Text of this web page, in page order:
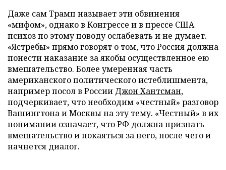
Даже сам Трамп называет эти обвинения
«мифом», однако в Конгрессе и в прессе США
психоз по этому поводу ослабевать и не думает.
«Ястребы» прямо говорят о том, что Россия должна
понести наказание за якобы осуществленное ею
вмешательство. Более умеренная часть
американского политического истеблишмента,
например посол в России Джон Хантсман,
подчеркивает, что необходим «честный» разговор
Вашингтона и Москвы на эту тему. «Честный» в их
понимании означает, что РФ должна признать
вмешательство и покаяться за него, после чего и
начнется диалог.